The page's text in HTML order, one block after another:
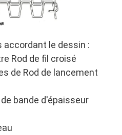
accordant le dessin :
Rod de fil croisé
de Rod de lancement
bande d'épaisseur